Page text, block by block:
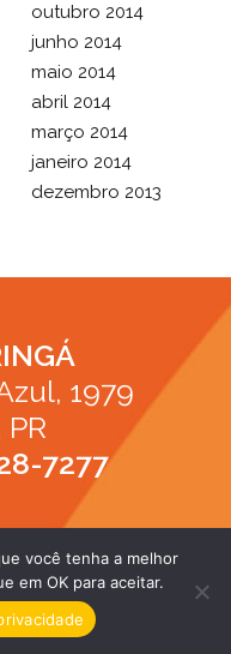
outubro 2014
junho 2014
maio 2014
abril 2014
março 2014
janeiro 2014
dezembro 2013
1979
7277
você tenha a melhor
em OK para aceitar.